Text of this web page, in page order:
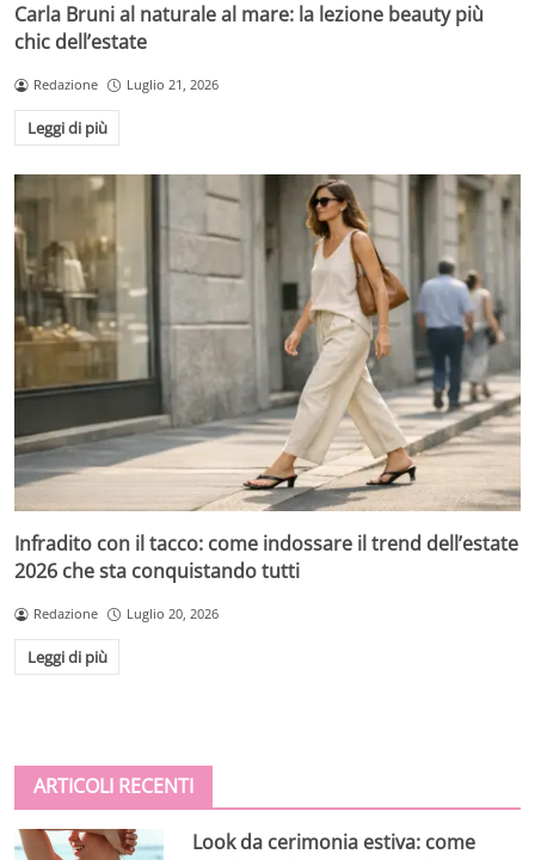
Carla Bruni al naturale al mare: la lezione beauty più
chic dell’estate
Redazione Luglio 21, 2026
Leggi di più
Infradito con il tacco: come indossare il trend dell’estate
2026 che sta conquistando tutti
Redazione Luglio 20, 2026
Leggi di più
ARTICOLI RECENTI
Look da cerimonia estiva: come